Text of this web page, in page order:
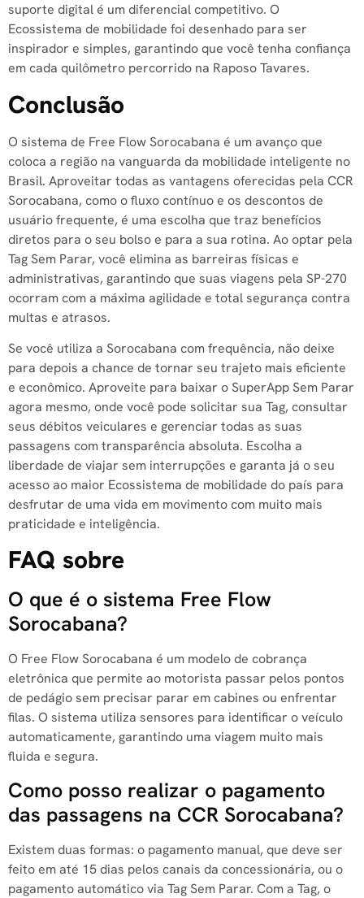
suporte digital é um diferencial competitivo. O
Ecossistema de mobilidade foi desenhado para ser
inspirador e simples, garantindo que você tenha confiança
em cada quilômetro percorrido na Raposo Tavares.
Conclusão
O sistema de Free Flow Sorocabana é um avanço que
coloca a região na vanguarda da mobilidade inteligente no
Brasil. Aproveitar todas as vantagens oferecidas pela CCR
Sorocabana, como o fluxo contínuo e os descontos de
usuário frequente, é uma escolha que traz benefícios
diretos para o seu bolso e para a sua rotina. Ao optar pela
Tag Sem Parar, você elimina as barreiras físicas e
administrativas, garantindo que suas viagens pela SP-270
ocorram com a máxima agilidade e total segurança contra
multas e atrasos.
Se você utiliza a Sorocabana com frequência, não deixe
para depois a chance de tornar seu trajeto mais eficiente
e econômico. Aproveite para baixar o SuperApp Sem Parar
agora mesmo, onde você pode solicitar sua Tag, consultar
seus débitos veiculares e gerenciar todas as suas
passagens com transparência absoluta. Escolha a
liberdade de viajar sem interrupções e garanta já o seu
acesso ao maior Ecossistema de mobilidade do país para
desfrutar de uma vida em movimento com muito mais
praticidade e inteligência.
FAQ sobre
O que é o sistema Free Flow
Sorocabana?
O Free Flow Sorocabana é um modelo de cobrança
eletrônica que permite ao motorista passar pelos pontos
de pedágio sem precisar parar em cabines ou enfrentar
filas. O sistema utiliza sensores para identificar o veículo
automaticamente, garantindo uma viagem muito mais
fluida e segura.
Como posso realizar o pagamento
das passagens na CCR Sorocabana?
Existem duas formas: o pagamento manual, que deve ser
feito em até 15 dias pelos canais da concessionária, ou o
pagamento automático via Tag Sem Parar. Com a Tag, o